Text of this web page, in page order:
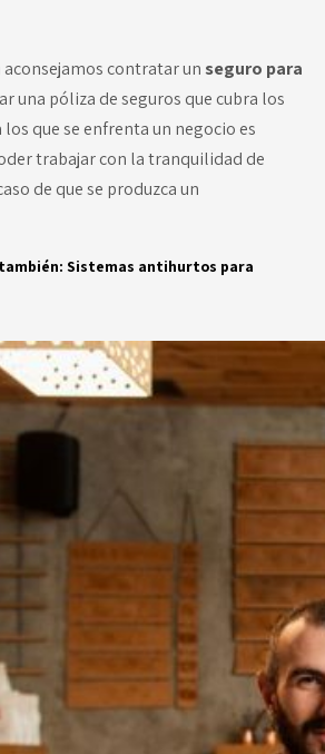
contratar un seguro para
una póliza de seguros que cubra los
que se enfrenta un negocio es
trabajar con la tranquilidad de
de que se produzca un
Sistemas antihurtos para